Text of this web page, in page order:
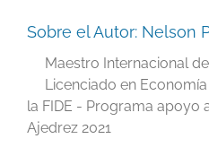
Sobre el Autor: Nelson
Maestro Internacional
Licenciado en
la FIDE - Programa apoyo
Ajedrez 2021